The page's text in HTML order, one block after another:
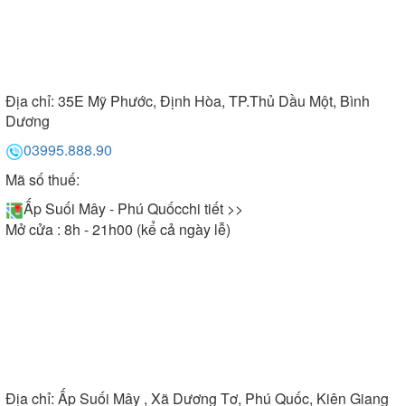
Địa chỉ: 35E Mỹ Phước, Định Hòa, TP.Thủ Dầu Một, Bình
Dương
03995.888.90
Mã số thuế:
Ấp Suối Mây - Phú Quốcchi tiết >>
Mở cửa : 8h - 21h00 (kể cả ngày lễ)
Địa chỉ: Ấp Suối Mây , Xã Dương Tơ, Phú Quốc, Kiên Giang